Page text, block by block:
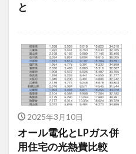
と
2025年3月10日
オール電化とLPガス併
用住宅の光熱費比較